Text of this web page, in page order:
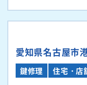
愛知県名古屋
鍵修理 住宅・店